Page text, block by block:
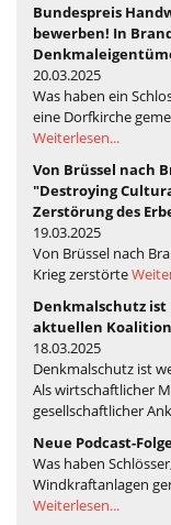
Bundespreis
bewerben! In
20.03.2025
Was haben ein
eine Dorfkirche
Weiterlesen...
Von Brüssel nach
"Destroying
Zerstörung des
19.03.2025
Von Brüssel nach
Krieg zerstörte
Denkmalschutz ist
aktuellen
18.03.2025
Denkmalschutz ist
Als wirtschaftlicher
gesellschaftlicher
Neue Podcast-
Was haben
Windkraftanlagen
Weiterlesen...